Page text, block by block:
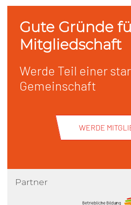
Gute Gründe
Mitgliedschaft
Werde Teil einer
Gemeinschaft
WERDE
Partner